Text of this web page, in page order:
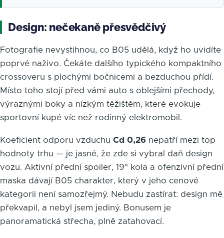
Design: nečekaně přesvědčivý
Fotografie nevystihnou, co B05 udělá, když ho uvidíte
poprvé naživo. Čekáte dalšího typického kompaktního
crossoveru s plochými bočnicemi a bezduchou přídí.
Místo toho stojí před vámi auto s oblejšími přechody,
výraznými boky a nízkým těžištěm, které evokuje
sportovní kupé víc než rodinný elektromobil.
Koeficient odporu vzduchu Cd 0,26 nepatří mezi top
hodnoty trhu — je jasné, že zde si vybral daň design
vozu. Aktivní přední spoiler, 19" kola a ofenzivní přední
maska dávají B05 charakter, který v jeho cenové
kategorii není samozřejmý. Nebudu zastírat: design mě
překvapil, a nebyl jsem jediný. Bonusem je
panoramatická střecha, plně zatahovací.